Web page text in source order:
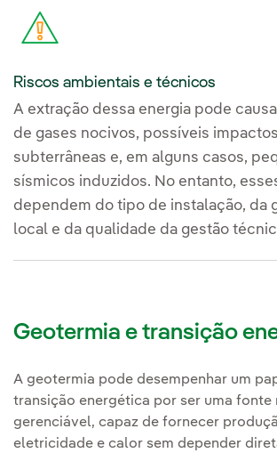
Riscos ambientais e técnicos
A extração dessa energia pode
de gases nocivos, possíveis
subterrâneas e, em alguns casos,
sísmicos induzidos. No entanto,
dependem do tipo de instalação, da
local e da qualidade da gestão
Geotermia e transição
A geotermia pode desempenhar um
transição energética por ser uma fonte
gerenciável, capaz de fornecer
eletricidade e calor sem depender